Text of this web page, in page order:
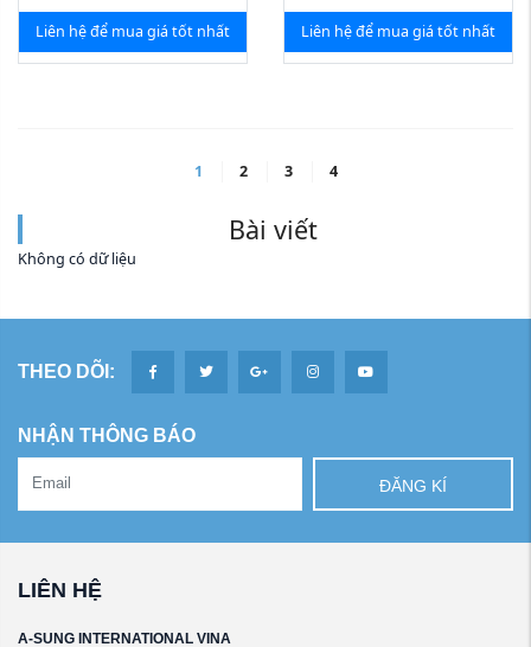
Liên hệ để mua giá tốt nhất Liên hệ để mua giá tốt nhất
1 2 3 4
Bài viết
Không có dữ liệu
THEO DÕI:
NHẬN THÔNG BÁO
ĐĂNG KÍ
LIÊN HỆ
A-SUNG INTERNATIONAL VINA